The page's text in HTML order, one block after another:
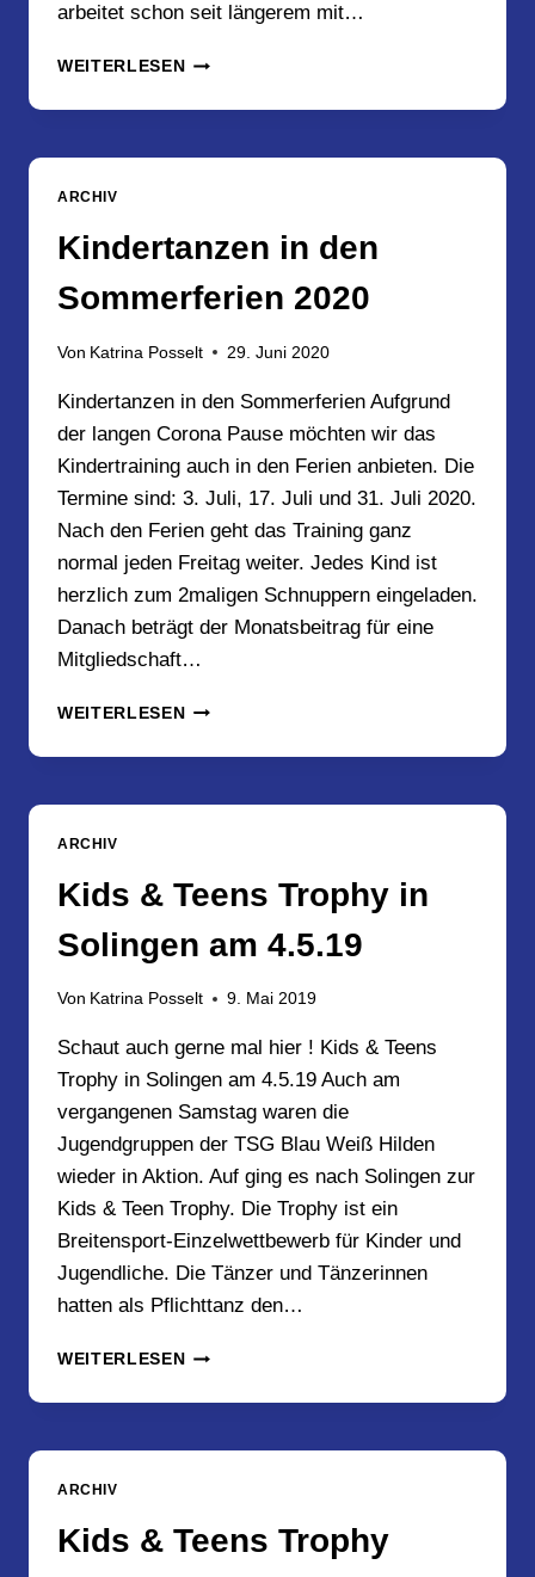
arbeitet schon seit längerem mit…
WEITERLESENHIP-
COMMERCIAL
AM
DASKALOVA
BEI
DER
HILDEN
ARCHIV
Kindertanzen in den
Sommerferien 2020
Von Katrina Posselt 29. Juni 2020
Kindertanzen in den Sommerferien Aufgrund
der langen Corona Pause möchten wir das
Kindertraining auch in den Ferien anbieten. Die
Termine sind: 3. Juli, 17. Juli und 31. Juli 2020.
Nach den Ferien geht das Training ganz
normal jeden Freitag weiter. Jedes Kind ist
herzlich zum 2maligen Schnuppern eingeladen.
Danach beträgt der Monatsbeitrag für eine
Mitgliedschaft…
WEITERLESENKINDERTANZEN
DEN
2020
ARCHIV
Kids & Teens Trophy in
Solingen am 4.5.19
Von Katrina Posselt 9. Mai 2019
Schaut auch gerne mal hier ! Kids & Teens
Trophy in Solingen am 4.5.19 Auch am
vergangenen Samstag waren die
Jugendgruppen der TSG Blau Weiß Hilden
wieder in Aktion. Auf ging es nach Solingen zur
Kids & Teen Trophy. Die Trophy ist ein
Breitensport-Einzelwettbewerb für Kinder und
Jugendliche. Die Tänzer und Tänzerinnen
hatten als Pflichttanz den…
WEITERLESENKIDS
TEENS
IN
4.5.19
ARCHIV
Kids & Teens Trophy